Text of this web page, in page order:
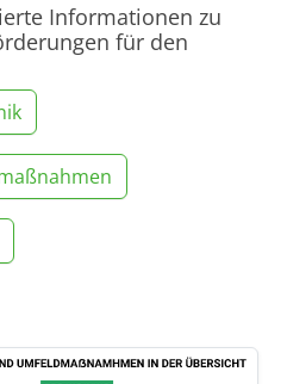
Informationen zu
für den